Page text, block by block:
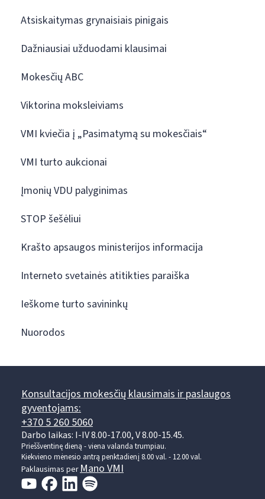
Atsiskaitymas grynaisiais pinigais
Dažniausiai užduodami klausimai
Mokesčių ABC
Viktorina moksleiviams
VMI kviečia į „Pasimatymą su mokesčiais“
VMI turto aukcionai
Įmonių VDU palyginimas
STOP šešėliui
Krašto apsaugos ministerijos informacija
Interneto svetainės atitikties paraiška
Ieškome turto savininkų
Nuorodos
Konsultacijos mokesčių klausimais ir paslaugos
gyventojams:
+370 5 260 5060
Darbo laikas: I-IV 8.00-17.00, V 8.00-15.45.
Prieššventinę dieną - viena valanda trumpiau.
Kiekvieno mėnesio antrą penktadienį 8.00 val. - 12.00 val.
Paklausimas perMano VMI